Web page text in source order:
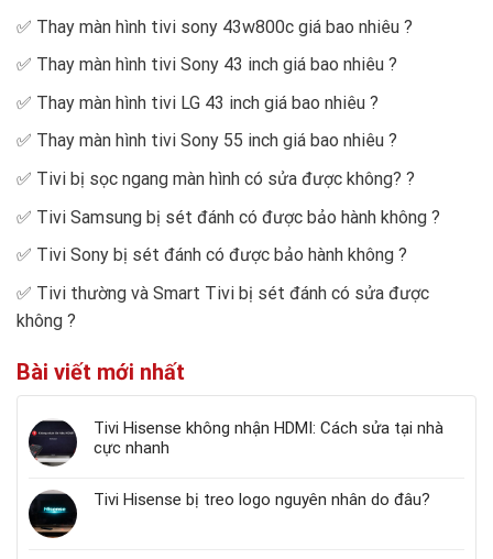
✅ Thay màn hình tivi sony 43w800c giá bao nhiêu ?
✅ Thay màn hình tivi Sony 43 inch giá bao nhiêu ?
✅ Thay màn hình tivi LG 43 inch giá bao nhiêu ?
✅ Thay màn hình tivi Sony 55 inch giá bao nhiêu ?
✅ Tivi bị sọc ngang màn hình có sửa được không? ?
✅ Tivi Samsung bị sét đánh có được bảo hành không ?
✅ Tivi Sony bị sét đánh có được bảo hành không ?
✅ Tivi thường và Smart Tivi bị sét đánh có sửa được
không ?
Bài viết mới nhất
Tivi Hisense không nhận HDMI: Cách sửa tại nhà
cực nhanh
Tivi Hisense bị treo logo nguyên nhân do đâu?